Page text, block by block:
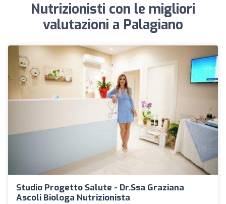
Nutrizionisti con le migliori
valutazioni a Palagiano
Studio Progetto Salute - Dr.ssa Graziana
Ascoli Biologa Nutrizionista